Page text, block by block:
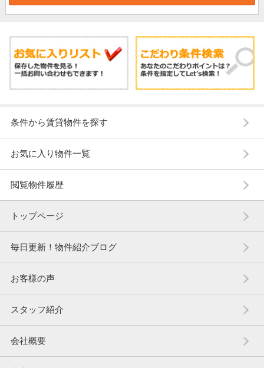
条件から賃貸物件を探す
お気に入り物件一覧
閲覧物件履歴
トップページ
毎日更新！物件紹介ブログ
お客様の声
スタッフ紹介
会社概要